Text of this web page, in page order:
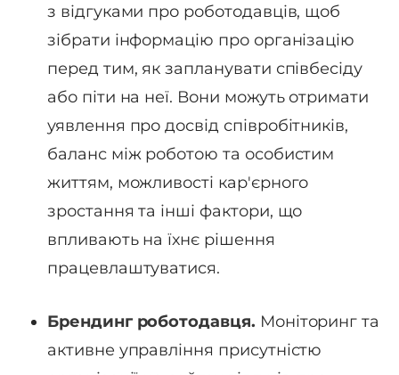
з відгуками про роботодавців, щоб
зібрати інформацію про організацію
перед тим, як запланувати співбесіду
або піти на неї. Вони можуть отримати
уявлення про досвід співробітників,
баланс між роботою та особистим
життям, можливості кар'єрного
зростання та інші фактори, що
впливають на їхнє рішення
працевлаштуватися.
Брендинг роботодавця. Моніторинг та
активне управління присутністю